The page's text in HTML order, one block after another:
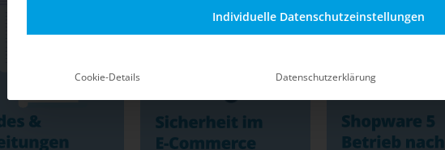
Individuelle Datenschutzeinstellungen
Cookie-Details Datenschutzerklärung